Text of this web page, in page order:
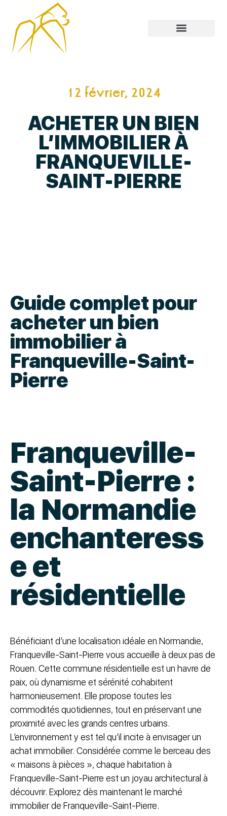
12 février, 2024
ACHETER UN BIEN
L’IMMOBILIER À
FRANQUEVILLE-
SAINT-PIERRE
Guide complet pour
acheter un bien
immobilier à
Franqueville-Saint-
Pierre
Franqueville-
Saint-Pierre :
la Normandie
enchanteress
e et
résidentielle
Bénéficiant d’une localisation idéale en Normandie,
Franqueville-Saint-Pierre vous accueille à deux pas de
Rouen. Cette commune résidentielle est un havre de
paix, où dynamisme et sérénité cohabitent
harmonieusement. Elle propose toutes les
commodités quotidiennes, tout en préservant une
proximité avec les grands centres urbains.
L’environnement y est tel qu’il incite à envisager un
achat immobilier. Considérée comme le berceau des
« maisons à pièces », chaque habitation à
Franqueville-Saint-Pierre est un joyau architectural à
découvrir. Explorez dès maintenant le marché
immobilier de Franqueville-Saint-Pierre.